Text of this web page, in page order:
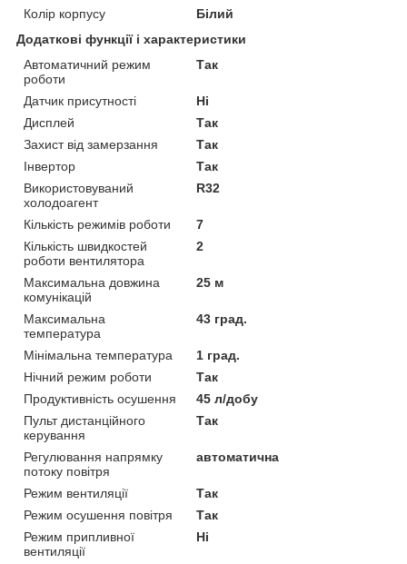
Колір корпусу
Білий
Додаткові функції і характеристики
Автоматичний режим
роботи
Так
Датчик присутності
Ні
Дисплей
Так
Захист від замерзання
Так
Інвертор
Так
Використовуваний
холодоагент
R32
Кількість режимів роботи
7
Кількість швидкостей
роботи вентилятора
2
Максимальна довжина
комунікацій
25 м
Максимальна
температура
43 град.
Мінімальна температура
1 град.
Нічний режим роботи
Так
Продуктивність осушення
45 л/добу
Пульт дистанційного
керування
Так
Регулювання напрямку
потоку повітря
автоматична
Режим вентиляції
Так
Режим осушення повітря
Так
Режим припливної
вентиляції
Ні